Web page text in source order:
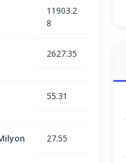
11903.2
8
2627.35
55.31
27.55